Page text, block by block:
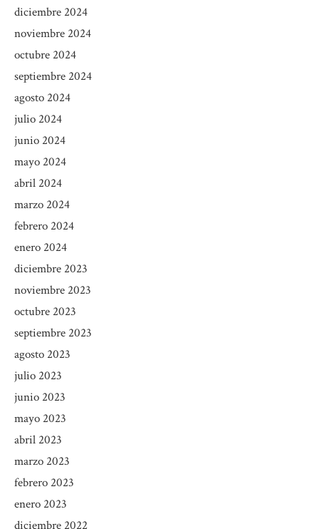
diciembre 2024
noviembre 2024
octubre 2024
septiembre 2024
agosto 2024
julio 2024
junio 2024
mayo 2024
abril 2024
marzo 2024
febrero 2024
enero 2024
diciembre 2023
noviembre 2023
octubre 2023
septiembre 2023
agosto 2023
julio 2023
junio 2023
mayo 2023
abril 2023
marzo 2023
febrero 2023
enero 2023
diciembre 2022